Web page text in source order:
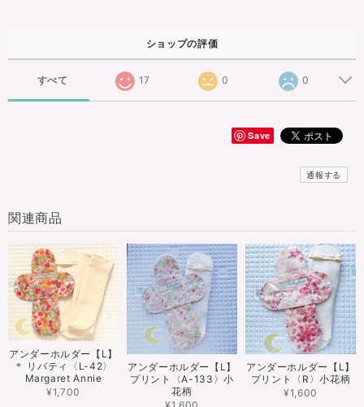
ショップの評価
すべて 17 0 0
Save
通報する
関連商品
アンダーホルダー【L】
＊ リバティ〈L-42〉
Margaret Annie
¥1,700
アンダーホルダー【L】
プリント〈A-133〉小
花柄
アンダーホルダー【L】
プリント〈R〉小花柄
¥1,600